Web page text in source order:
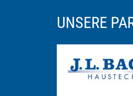
UNSERE